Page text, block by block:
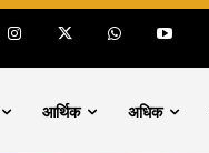
आर्थिक अधिक